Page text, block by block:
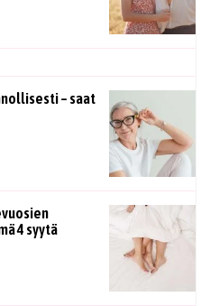
– saat
4 syytä